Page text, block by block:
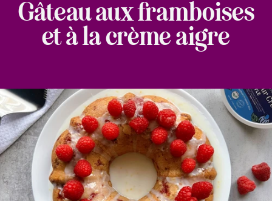
Gâteau aux framboises
et à la crème aigre